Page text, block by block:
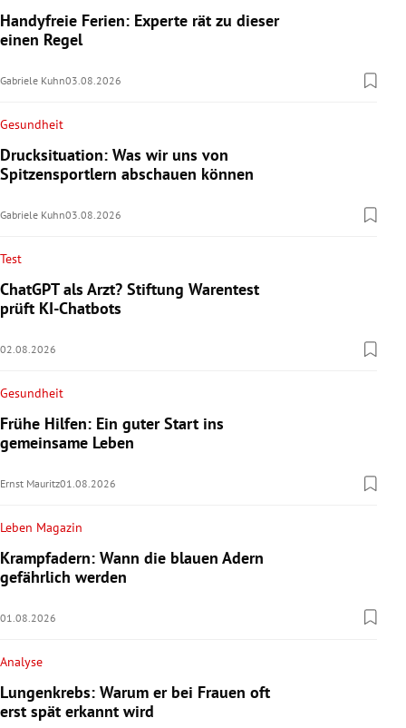
Handyfreie Ferien: Experte rät zu dieser
einen Regel
Gabriele Kuhn03.08.2026
Gesundheit
Drucksituation: Was wir uns von
Spitzensportlern abschauen können
Gabriele Kuhn03.08.2026
Test
ChatGPT als Arzt? Stiftung Warentest
prüft KI-Chatbots
02.08.2026
Gesundheit
Frühe Hilfen: Ein guter Start ins
gemeinsame Leben
Ernst Mauritz01.08.2026
Leben Magazin
Krampfadern: Wann die blauen Adern
gefährlich werden
01.08.2026
Analyse
Lungenkrebs: Warum er bei Frauen oft
erst spät erkannt wird